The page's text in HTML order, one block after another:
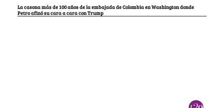
La casona más de 100 años de la embajada de Colombia en Washington donde
Petro afinó su cara a cara con Trump